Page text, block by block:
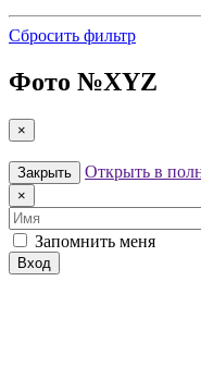
Сбросить фильтр
Фото №XYZ
×
Закрыть Открыть в
×
Имя
Запомнить меня
Вход